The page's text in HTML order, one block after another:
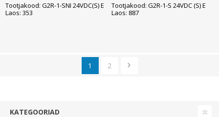
P2RF05, Omron
Tootjakood: G2R-1-SNI 24VDC(S) E
Laos: 353
Tootjakood: G2R-1-S 24VDC (S) E
Laos: 887
1 2
KATEGOORIAD